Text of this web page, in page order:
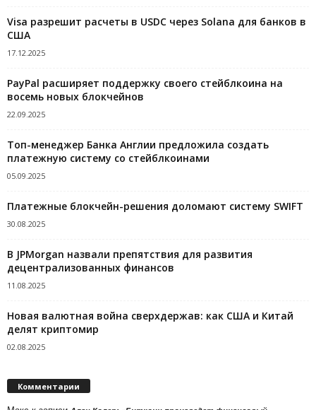
Visa разрешит расчеты в USDC через Solana для банков в
США
17.12.2025
PayPal расширяет поддержку своего стейблкоина на
восемь новых блокчейнов
22.09.2025
Топ-менеджер Банка Англии предложила создать
платежную систему со стейблкоинами
05.09.2025
Платежные блокчейн-решения доломают систему SWIFT
30.08.2025
В JPMorgan назвали препятствия для развития
децентрализованных финансов
11.08.2025
Новая валютная война сверхдержав: как США и Китай
делят криптомир
02.08.2025
Комментарии